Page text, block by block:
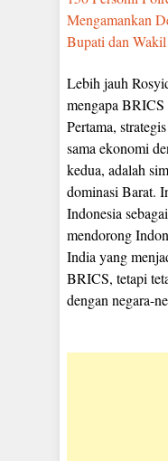
Mengamankan
Bupati dan
Lebih jauh
mengapa
Pertama,
sama ekonomi
kedua, adalah
dominasi Barat.
Indonesia
mendorong
India yang
BRICS, tetapi
dengan negara-